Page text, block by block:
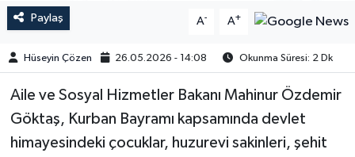
Paylaş A- A+
Hüseyin Çözen 26.05.2026 - 14:08 Okunma Süresi: 2 Dk
​​​​​​Aile ve Sosyal Hizmetler Bakanı Mahinur Özdemir
Göktaş, Kurban Bayramı kapsamında devlet
himayesindeki çocuklar, huzurevi sakinleri, şehit